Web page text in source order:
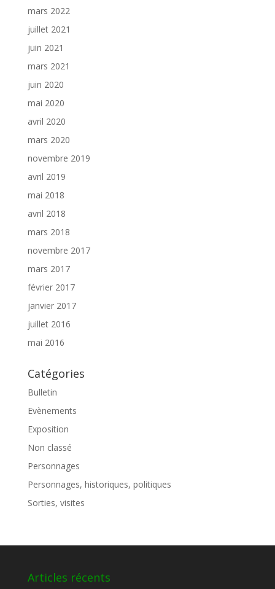
mars 2022
juillet 2021
juin 2021
mars 2021
juin 2020
mai 2020
avril 2020
mars 2020
novembre 2019
avril 2019
mai 2018
avril 2018
mars 2018
novembre 2017
mars 2017
février 2017
janvier 2017
juillet 2016
mai 2016
Catégories
Bulletin
Evènements
Exposition
Non classé
Personnages
Personnages, historiques, politiques
Sorties, visites
Articles récents